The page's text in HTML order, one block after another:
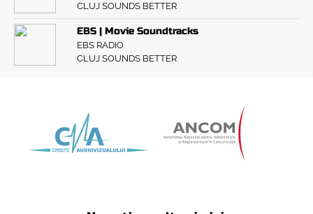
CLUJ SOUNDS BETTER
EBS | Movie Soundtracks
EBS RADIO
CLUJ SOUNDS BETTER